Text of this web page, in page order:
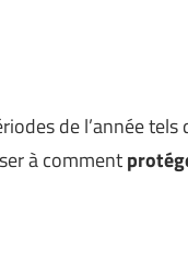
de l’année
à comment